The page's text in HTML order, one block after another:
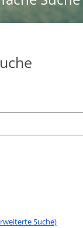
Medienart
Suche)